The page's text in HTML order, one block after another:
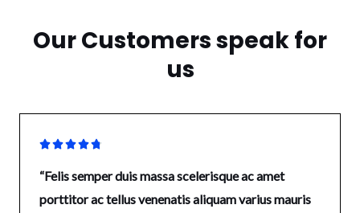
Our Customers speak for
us

“Felis semper duis massa scelerisque ac amet
porttitor ac tellus venenatis aliquam varius mauris